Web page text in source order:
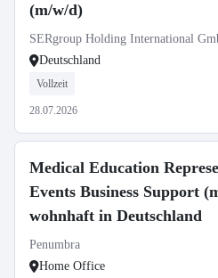
(m/w/d)
SERgroup Holding International
Deutschland
Vollzeit
28.07.2026
Medical Education
Events Business Support
wohnhaft in Deutschland
Penumbra
Home Office